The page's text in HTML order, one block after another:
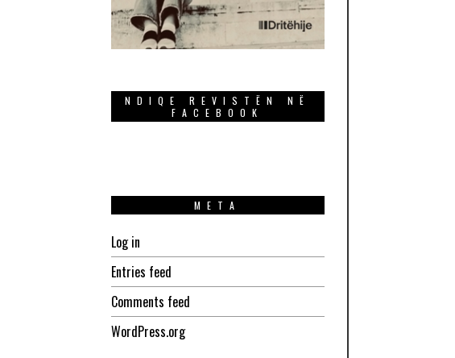
NDIQE REVISTËN NË
FACEBOOK
META
Log in
Entries feed
Comments feed
WordPress.org